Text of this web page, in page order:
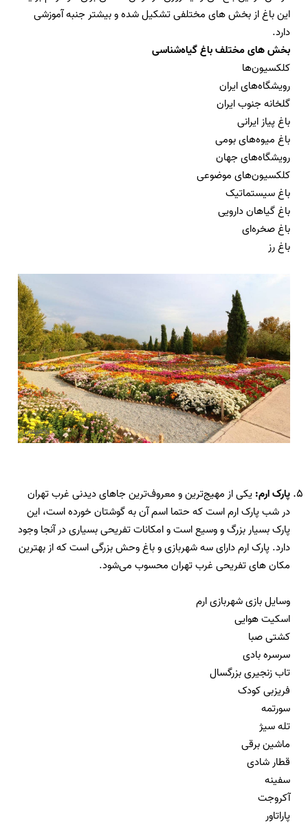
این باغ از بخش های مختلفی تشکیل شده و بیشتر جنبه آموزشی
دارد.
بخش های مختلف باغ گیاه‌شناسی
کلکسیون‌ها
رویشگاه‌های ایران
گلخانه جنوب ایران
باغ پیاز ایرانی
باغ میوه‌های بومی
رویشگاه‌های جهان
کلکسیون‌های موضوعی
باغ سیستماتیک
باغ گیاهان دارویی
باغ صخره‌ای
باغ رز
پارک ارم: یکی از مهیج‌ترین و معروف‌ترین جاهای دیدنی غرب تهران
در شب پارک ارم است که حتما اسم آن به گوشتان خورده است، این
پارک بسیار بزرگ و وسیع است و امکانات تفریحی بسیاری در آنجا وجود
دارد. پارک ارم دارای سه شهربازی و باغ وحش بزرگی است که از بهترین
مکان های تفریحی غرب تهران محسوب می‌شود.
وسایل بازی شهربازی ارم
اسکیت هوایی
کشتی صبا
سرسره بادی
تاب زنجیری بزرگسال
فریزبی کودک
سورتمه
تله سیژ
ماشین برقی
قطار شادی
سفینه
آکروجت
پاراتاور